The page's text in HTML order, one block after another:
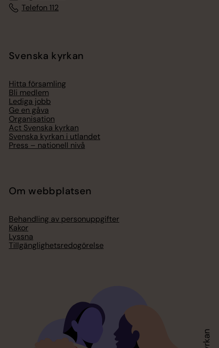
Telefon 112
Svenska kyrkan
Hitta församling
Bli medlem
Lediga jobb
Ge en gåva
Organisation
Act Svenska kyrkan
Svenska kyrkan i utlandet
Press – nationell nivå
Om webbplatsen
Behandling av personuppgifter
Kakor
Lyssna
Tillgänglighetsredogörelse